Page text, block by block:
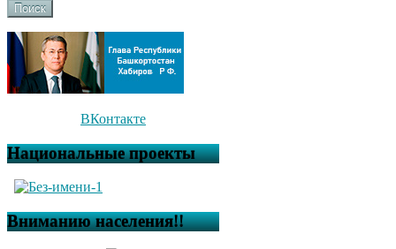
Поиск
ВКонтакте
Национальные проекты
Вниманию населения!!